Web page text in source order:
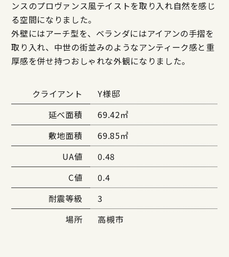
ンスのプロヴァンス風テイストを取り入れ自然を感じ
る空間になりました。
外壁にはアーチ型を、ベランダにはアイアンの手摺を
取り入れ、中世の街並みのようなアンティーク感と重
厚感を併せ持つおしゃれな外観になりました。
クライアント
Y様邸
延べ面積
69.42㎡
敷地面積
69.85㎡
UA値
0.48
C値
0.4
耐震等級
3
場所
高槻市